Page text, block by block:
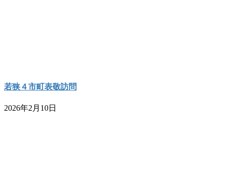
若狭４市町表敬訪問
2026年2月10日